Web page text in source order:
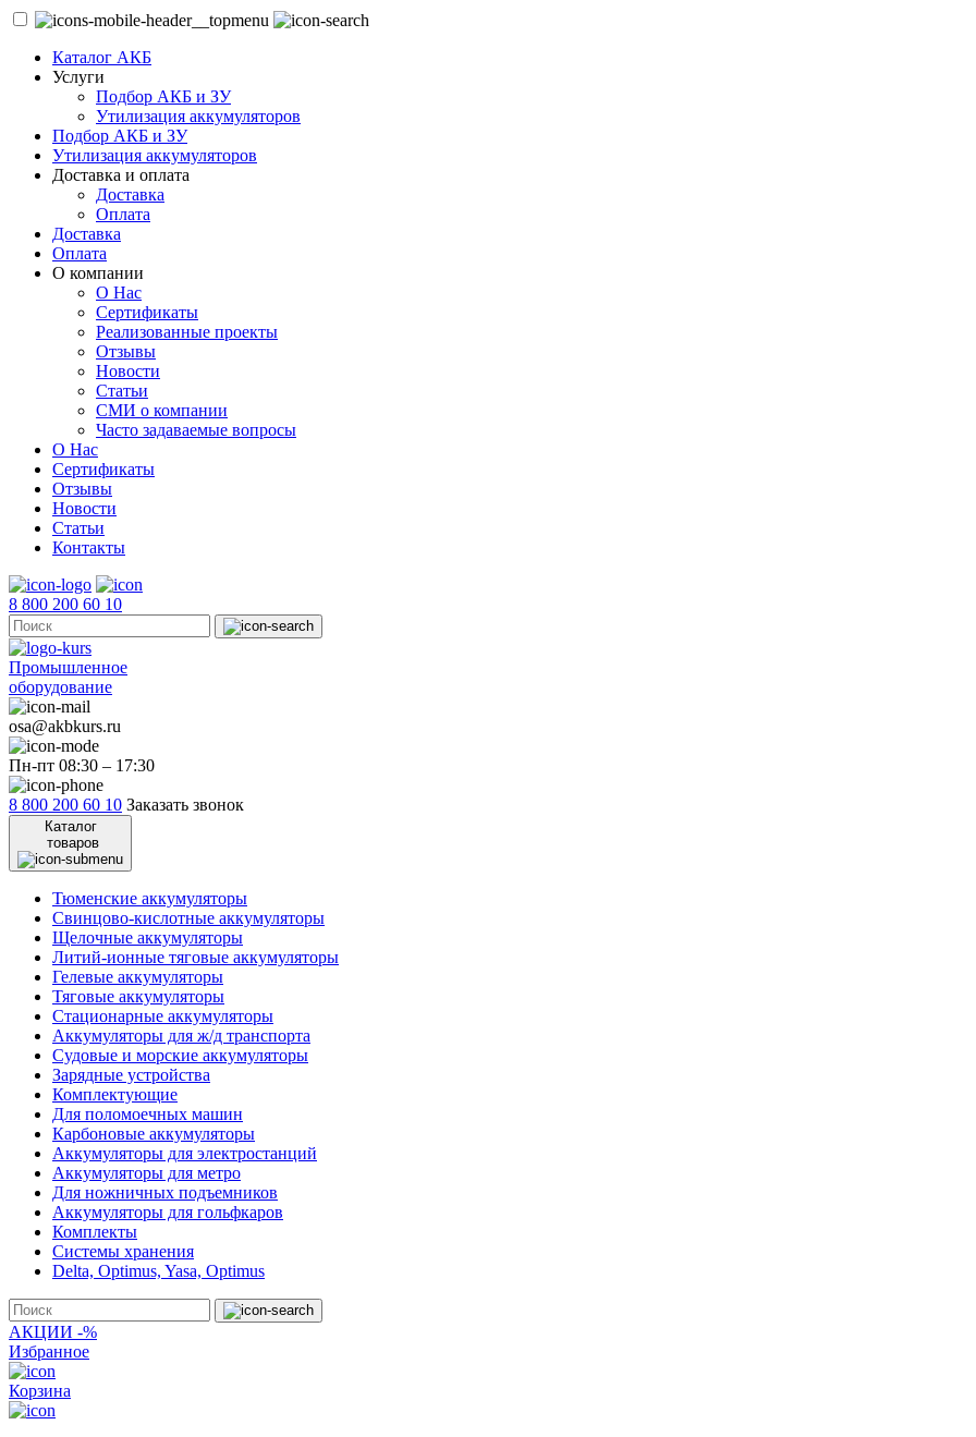
Каталог АКБ
Услуги
Подбор АКБ и ЗУ
Утилизация аккумуляторов
Подбор АКБ и ЗУ
Утилизация аккумуляторов
Доставка и оплата
Доставка
Оплата
Доставка
Оплата
О компании
О Нас
Сертификаты
Реализованные проекты
Отзывы
Новости
Статьи
СМИ о компании
Часто задаваемые вопросы
О Нас
Сертификаты
Отзывы
Новости
Статьи
Контакты
8 800 200 60 10
Промышленное
оборудование
osa@akbkurs.ru
Пн-пт 08:30 – 17:30
8 800 200 60 10 Заказать звонок
Каталог
товаров
Тюменские аккумуляторы
Свинцово-кислотные аккумуляторы
Щелочные аккумуляторы
Литий-ионные тяговые аккумуляторы
Гелевые аккумуляторы
Тяговые аккумуляторы
Стационарные аккумуляторы
Аккумуляторы для ж/д транспорта
Судовые и морские аккумуляторы
Зарядные устройства
Комплектующие
Для поломоечных машин
Карбоновые аккумуляторы
Аккумуляторы для электростанций
Аккумуляторы для метро
Для ножничных подъемников
Аккумуляторы для гольфкаров
Комплекты
Системы хранения
Delta, Optimus, Yasa, Optimus
АКЦИИ -%
Избранное
Корзина